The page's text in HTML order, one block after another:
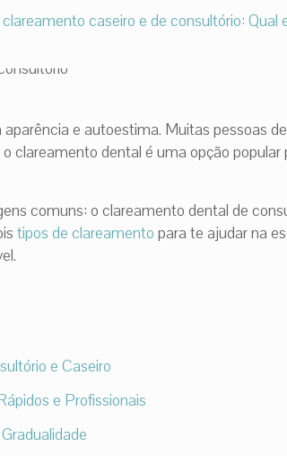
caseiro e de consultório: Qual
e autoestima. Muitas pessoas
clareamento dental é uma opção popular
comuns: o clareamento dental de
tipos de clareamento para te ajudar na
e Caseiro
e Profissionais